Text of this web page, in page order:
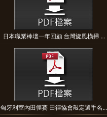
日本職業棒壇一年回顧 台灣旋風橫掃 ...
匈牙利室內田徑賽 田徑協會敲定選手名...